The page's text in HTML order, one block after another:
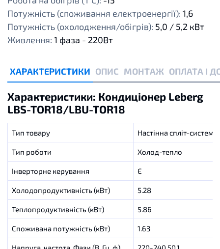
Потужність (споживання електроенергії): 1,6
Потужність (охолодження/обігрів): 5,0 / 5,2 кВт
Живлення: 1 фаза - 220Вт
ХАРАКТЕРИСТИКИ ОПИС МОНТАЖ ОПЛАТА І
Характеристики: Кондиціонер Leberg
LBS-TOR18/LBU-TOR18
Тип товару Настінна спліт-система
Тип роботи Холод-тепло
Інверторне керування Є
Холодопродуктивність (кВт) 5.28
Теплопродуктивність (кВт) 5.86
Споживана потужність (кВт) 1.63